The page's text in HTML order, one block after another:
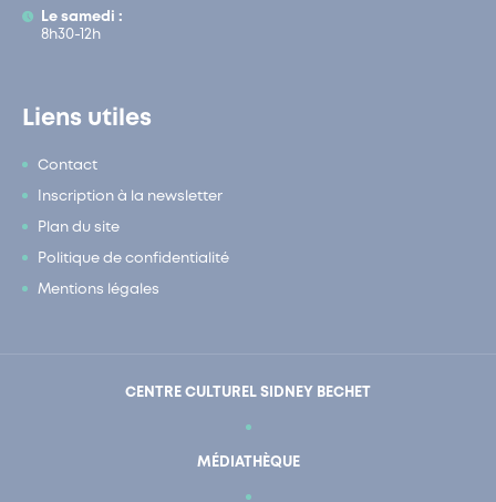
Le samedi :
8h30-12h
Liens utiles
Contact
Inscription à la newsletter
Plan du site
Politique de confidentialité
Mentions légales
CENTRE CULTUREL SIDNEY BECHET
MÉDIATHÈQUE